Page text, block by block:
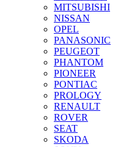
MITSUBISHI
NISSAN
OPEL
PANASONIC
PEUGEOT
PHANTOM
PIONEER
PONTIAC
PROLOGY
RENAULT
ROVER
SEAT
SKODA